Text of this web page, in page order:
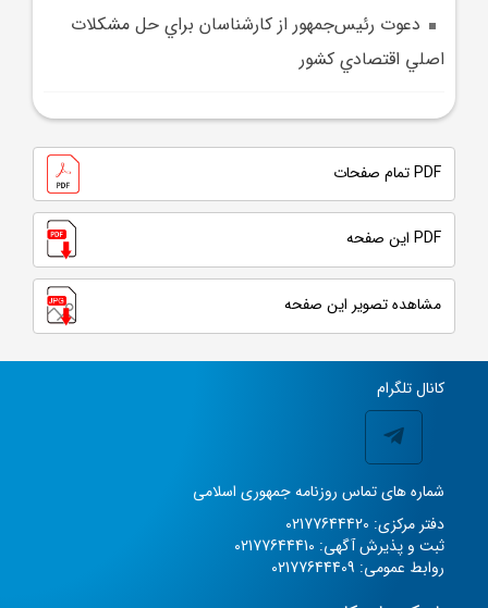
دعوت رئيس‌جمهور از کارشناسان براي حل مشکلات
اصلي اقتصادي کشور
PDF تمام صفحات
PDF این صفحه
مشاهده تصویر این صفحه
کانال تلگرام
شماره های تماس روزنامه جمهوری اسلامی
دفتر مرکزی: 02177644420
ثبت و پذیرش آگهی: 02177644410
روابط عمومی: 02177644409